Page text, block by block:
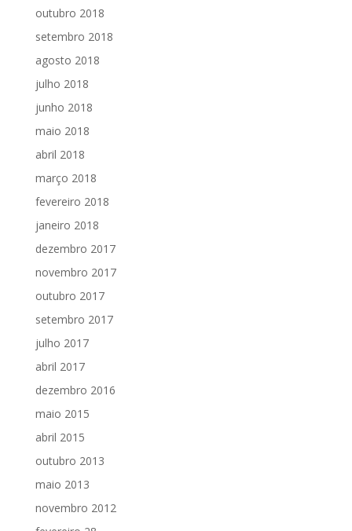
outubro 2018
setembro 2018
agosto 2018
julho 2018
junho 2018
maio 2018
abril 2018
março 2018
fevereiro 2018
janeiro 2018
dezembro 2017
novembro 2017
outubro 2017
setembro 2017
julho 2017
abril 2017
dezembro 2016
maio 2015
abril 2015
outubro 2013
maio 2013
novembro 2012